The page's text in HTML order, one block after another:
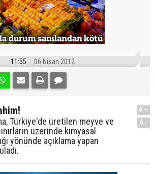
11:55 06 Nisan 2012
Türkiye'de üretilen meyve ve
üzerinde kimyasal
yönünde açıklama yapan
A+
A-